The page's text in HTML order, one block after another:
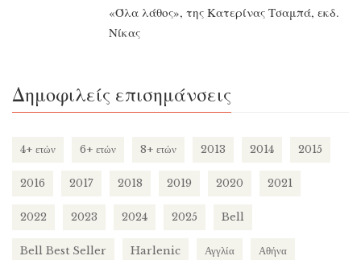
«Όλα λάθος», της Κατερίνας Τσαμπά, εκδ.
Νίκας
Δημοφιλείς επισημάνσεις
4+ ετών 6+ ετών 8+ ετών 2013 2014 2015
2016 2017 2018 2019 2020 2021
2022 2023 2024 2025 Bell
Bell Best Seller Harlenic Αγγλία Αθήνα